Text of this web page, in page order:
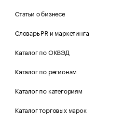
Статьи о бизнесе
Словарь PR и маркетинга
Каталог по ОКВЭД
Каталог по регионам
Каталог по категориям
Каталог торговых марок